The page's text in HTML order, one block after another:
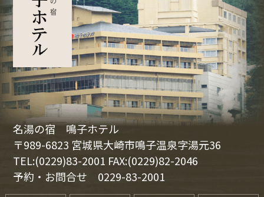
名湯の宿 鳴子ホテル
〒989-6823 宮城県大崎市鳴子温泉字湯元36
TEL:(0229)83-2001 FAX:(0229)82-2046
予約・お問合せ 0229-83-2001